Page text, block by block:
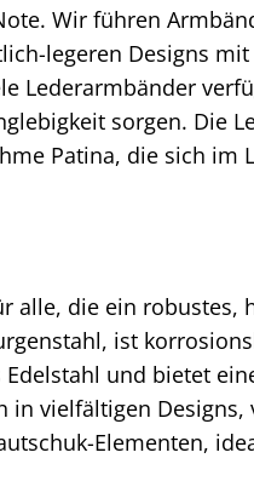
Wir führen
legeren Designs
Lederarmbänder
sorgen. Die
Patina, die sich im
alle, die ein robustes,
ist
und bietet
vielfältigen Designs,
Elementen,